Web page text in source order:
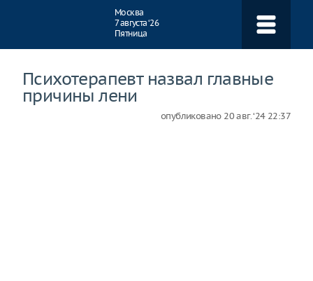
Москва
7 августа ‘26
Пятница
Психотерапевт назвал главные
причины лени
опубликовано 20 авг. ‘24 22:37